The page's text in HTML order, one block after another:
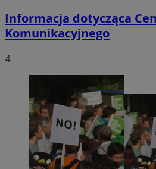
Informacja dotycząca
Komunikacyjnego
4